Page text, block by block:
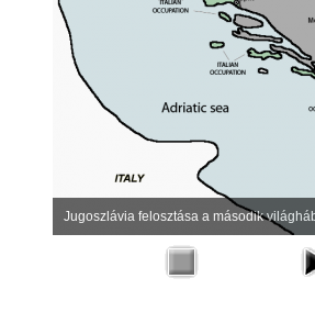
Jugoszlávia felosztása a második